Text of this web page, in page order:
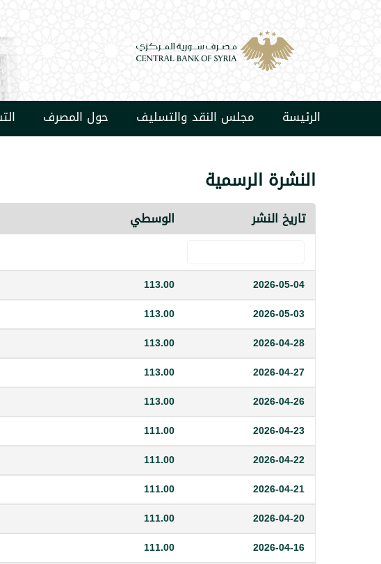
الرئيسة مجلس النقد والتسليف حول المصرف
النشرة الرسمية
تاريخ النشر الوسطي
2026-05-04
113.00
2026-05-03
113.00
2026-04-28
113.00
2026-04-27
113.00
2026-04-26
113.00
2026-04-23
111.00
2026-04-22
111.00
2026-04-21
111.00
2026-04-20
111.00
2026-04-16
111.00